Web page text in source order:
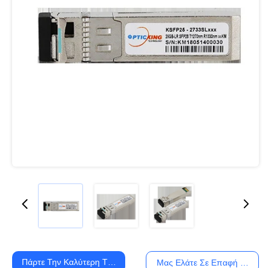
Πάρτε Την Καλύτερη Τιμή Μας Ελάτε Σε Επαφή Με